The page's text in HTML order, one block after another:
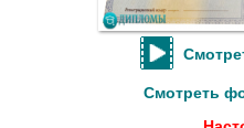
Смотреть